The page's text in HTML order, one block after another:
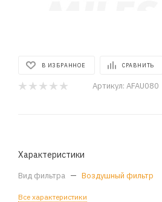
В ИЗБРАННОЕ СРАВНИТЬ
Артикул: AFAU080
Характеристики
Вид фильтра — Воздушный фильтр
Все характеристики